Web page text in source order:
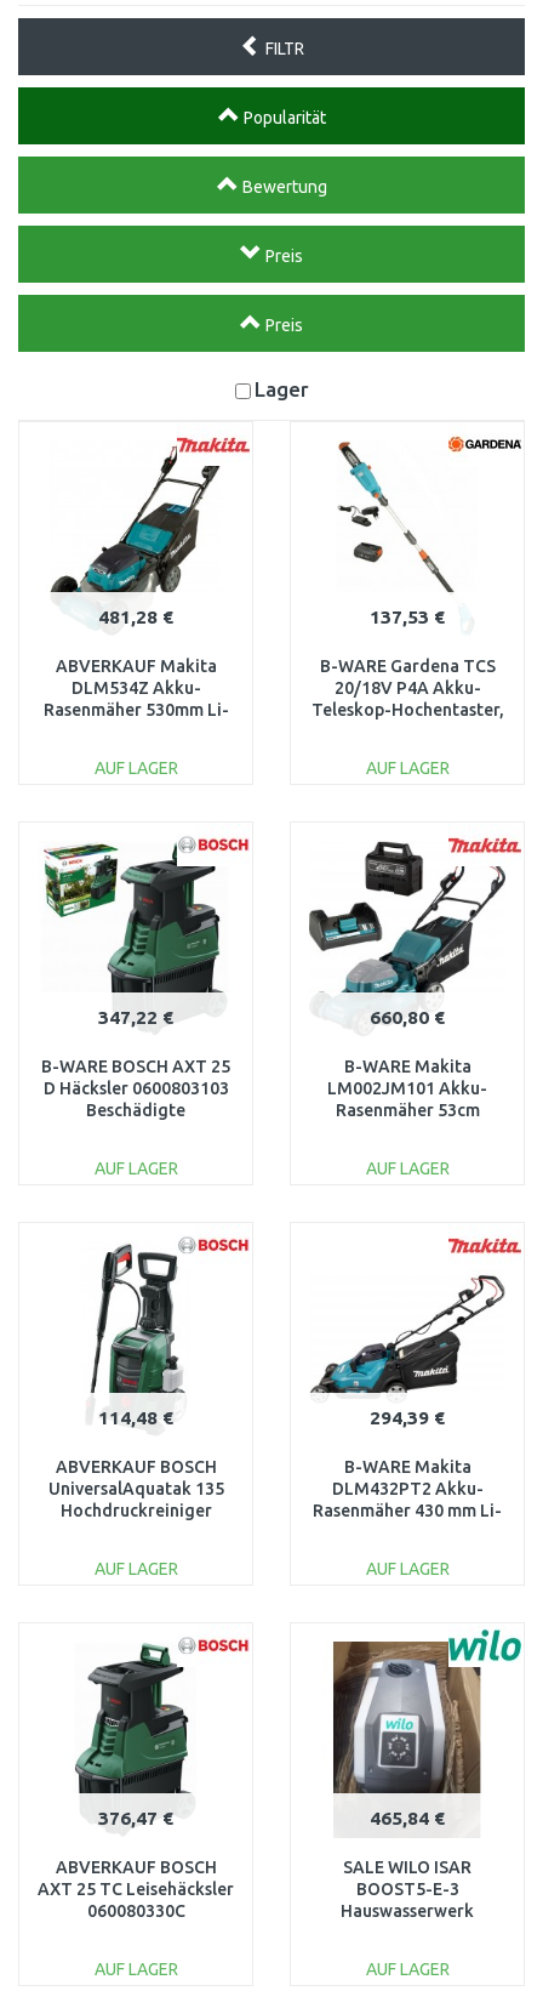
FILTR
Popularität
Bewertung
Preis
Preis
Lager
481,28 €
ABVERKAUF Makita
DLM534Z Akku-
Rasenmäher 530mm Li-
AUF LAGER
Vergleichen
137,53 €
B-WARE Gardena TCS
20/18V P4A Akku-
Teleskop-Hochentaster,
AUF LAGER
Vergleichen
347,22 €
B-WARE BOSCH AXT 25
D Häcksler 0600803103
Beschädigte
AUF LAGER
Vergleichen
660,80 €
B-WARE Makita
LM002JM101 Akku-
Rasenmäher 53cm
AUF LAGER
114,48 €
ABVERKAUF BOSCH
UniversalAquatak 135
Hochdruckreiniger
AUF LAGER
Vergleichen
294,39 €
B-WARE Makita
DLM432PT2 Akku-
Rasenmäher 430 mm Li-
AUF LAGER
Vergleichen
376,47 €
ABVERKAUF BOSCH
AXT 25 TC Leisehäcksler
060080330C
AUF LAGER
465,84 €
SALE WILO ISAR
BOOST5-E-3
Hauswasserwerk
AUF LAGER